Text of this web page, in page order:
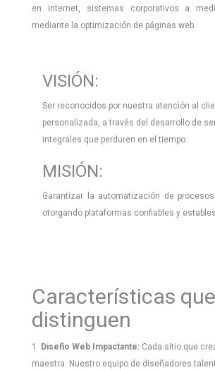
en internet, sistemas corporativos a
mediante la optimización de páginas web.
VISIÓN:
Ser reconocidos por nuestra atención al
personalizada, a través del desarrollo de
integrales que perduren en el tiempo.
MISIÓN:
Garantizar la automatización de
otorgando plataformas confiables y
Características
distinguen
1. Diseño Web Impactante: Cada sitio que
maestra. Nuestro equipo de diseñadores